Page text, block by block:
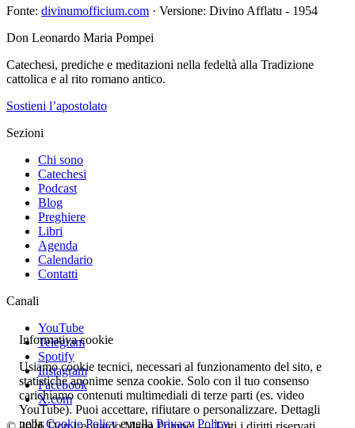
Fonte: divinumofficium.com · Versione: Divino Afflatu - 1954
Don Leonardo Maria Pompei
Catechesi, prediche e meditazioni nella fedeltà alla Tradizione
cattolica e al rito romano antico.
Sostieni l’apostolato
Sezioni
Chi sono
Catechesi
Podcast
Blog
Preghiere
Libri
Agenda
Calendario
Contatti
Canali
YouTube
Telegram
Spotify
Instagram
Facebook
X.com
Informativa cookie
Usiamo cookie tecnici, necessari al funzionamento del sito, e
statistiche anonime senza cookie. Solo con il tuo consenso
carichiamo contenuti multimediali di terze parti (es. video
YouTube). Puoi accettare, rifiutare o personalizzare. Dettagli
nellaCookie Policye nella Privacy Policy.